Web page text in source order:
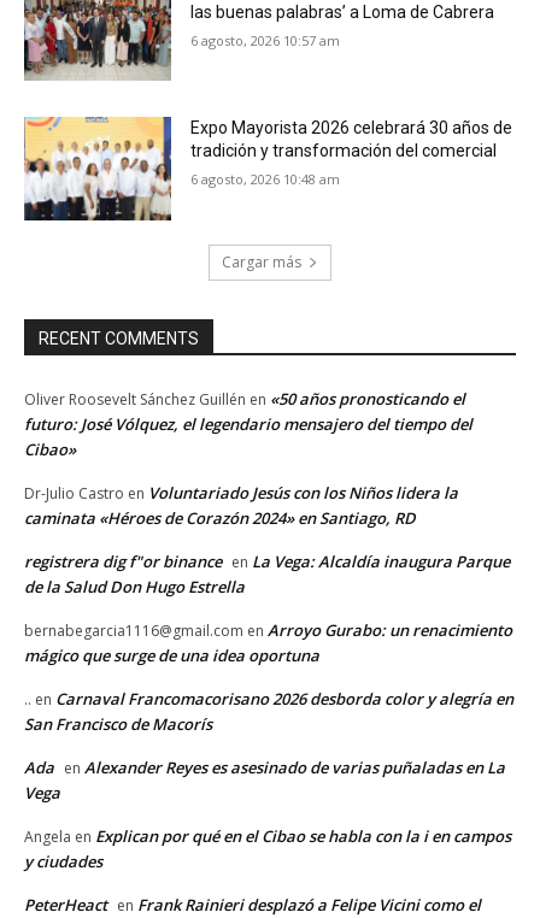
las buenas palabras’ a Loma de Cabrera
6 agosto, 2026 10:57 am
Expo Mayorista 2026 celebrará 30 años de
tradición y transformación del comercial
6 agosto, 2026 10:48 am
Cargar más
RECENT COMMENTS
Oliver Roosevelt Sánchez Guillén en «50 años pronosticando el
futuro: José Vólquez, el legendario mensajero del tiempo del
Cibao»
Dr-Julio Castro en Voluntariado Jesús con los Niños lidera la
caminata «Héroes de Corazón 2024» en Santiago, RD
registrera dig f"or binance en La Vega: Alcaldía inaugura Parque
de la Salud Don Hugo Estrella
bernabegarcia1116@gmail.com en Arroyo Gurabo: un renacimiento
mágico que surge de una idea oportuna
.. en Carnaval Francomacorisano 2026 desborda color y alegría en
San Francisco de Macorís
Ada en Alexander Reyes es asesinado de varias puñaladas en La
Vega
Angela en Explican por qué en el Cibao se habla con la i en campos
y ciudades
PeterHeact en Frank Rainieri desplazó a Felipe Vicini como el